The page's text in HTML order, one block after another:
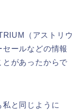
（アストリウ
ールなどの情報
があったからで
と同じように